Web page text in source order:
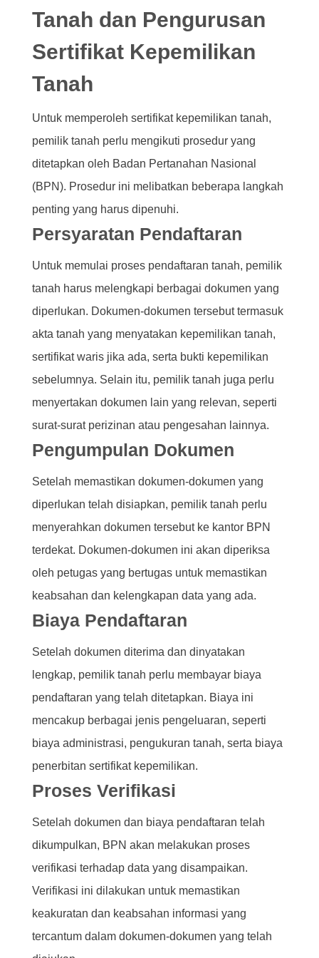
Tanah dan Pengurusan
Sertifikat Kepemilikan
Tanah
Untuk memperoleh sertifikat kepemilikan tanah,
pemilik tanah perlu mengikuti prosedur yang
ditetapkan oleh Badan Pertanahan Nasional
(BPN). Prosedur ini melibatkan beberapa langkah
penting yang harus dipenuhi.
Persyaratan Pendaftaran
Untuk memulai proses pendaftaran tanah, pemilik
tanah harus melengkapi berbagai dokumen yang
diperlukan. Dokumen-dokumen tersebut termasuk
akta tanah yang menyatakan kepemilikan tanah,
sertifikat waris jika ada, serta bukti kepemilikan
sebelumnya. Selain itu, pemilik tanah juga perlu
menyertakan dokumen lain yang relevan, seperti
surat-surat perizinan atau pengesahan lainnya.
Pengumpulan Dokumen
Setelah memastikan dokumen-dokumen yang
diperlukan telah disiapkan, pemilik tanah perlu
menyerahkan dokumen tersebut ke kantor BPN
terdekat. Dokumen-dokumen ini akan diperiksa
oleh petugas yang bertugas untuk memastikan
keabsahan dan kelengkapan data yang ada.
Biaya Pendaftaran
Setelah dokumen diterima dan dinyatakan
lengkap, pemilik tanah perlu membayar biaya
pendaftaran yang telah ditetapkan. Biaya ini
mencakup berbagai jenis pengeluaran, seperti
biaya administrasi, pengukuran tanah, serta biaya
penerbitan sertifikat kepemilikan.
Proses Verifikasi
Setelah dokumen dan biaya pendaftaran telah
dikumpulkan, BPN akan melakukan proses
verifikasi terhadap data yang disampaikan.
Verifikasi ini dilakukan untuk memastikan
keakuratan dan keabsahan informasi yang
tercantum dalam dokumen-dokumen yang telah